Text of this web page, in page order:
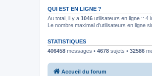
QUI EST EN LIGNE ?
Au total, il y a 1046 utilisateurs en ligne :: 4
Le nombre maximal d’utilisateurs en ligne
STATISTIQUES
406458 messages • 4678 sujets • 32586
Accueil du forum